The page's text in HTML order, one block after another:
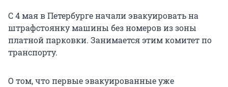
С 4 мая в Петербурге начали эвакуировать на
штрафстоянку машины без номеров из зоны
платной парковки. Занимается этим комитет по
транспорту.
О том, что первые эвакуированные уже